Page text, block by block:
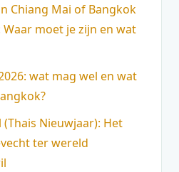
Chiang Mai of Bangkok
Waar moet je zijn en wat
wat mag wel en wat
Nieuwjaar): Het
ter wereld